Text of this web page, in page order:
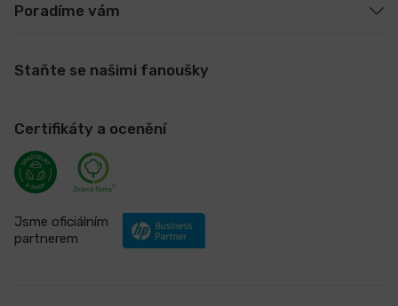
Poradíme vám
Staňte se našimi fanoušky
Certifikáty a ocenění
Jsme oficiálním
partnerem